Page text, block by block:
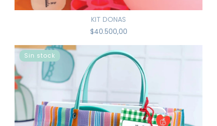
KIT DONAS
$40.500,00
Sin stock